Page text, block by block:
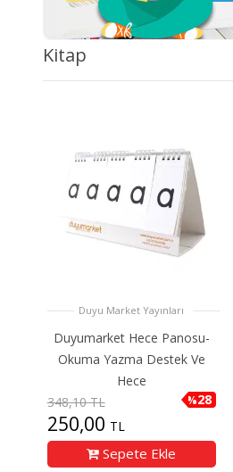
Kitap
Duyu Market Yayınları
Duyumarket Hece Panosu-
Okuma Yazma Destek Ve
Hece
348,10 TL
250,00 TL
%28
Sepete Ekle